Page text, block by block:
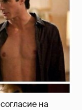
на